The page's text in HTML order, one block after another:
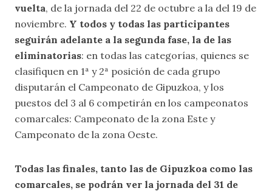
vuelta, de la jornada del 22 de octubre a la del 19 de
noviembre. Y todos y todas las participantes
seguirán adelante a la segunda fase, la de las
eliminatorias: en todas las categorías, quienes se
clasifiquen en 1ª y 2ª posición de cada grupo
disputarán el Campeonato de Gipuzkoa, y los
puestos del 3 al 6 competirán en los campeonatos
comarcales: Campeonato de la zona Este y
Campeonato de la zona Oeste.
Todas las finales, tanto las de Gipuzkoa como las
comarcales, se podrán ver la jornada del 31 de